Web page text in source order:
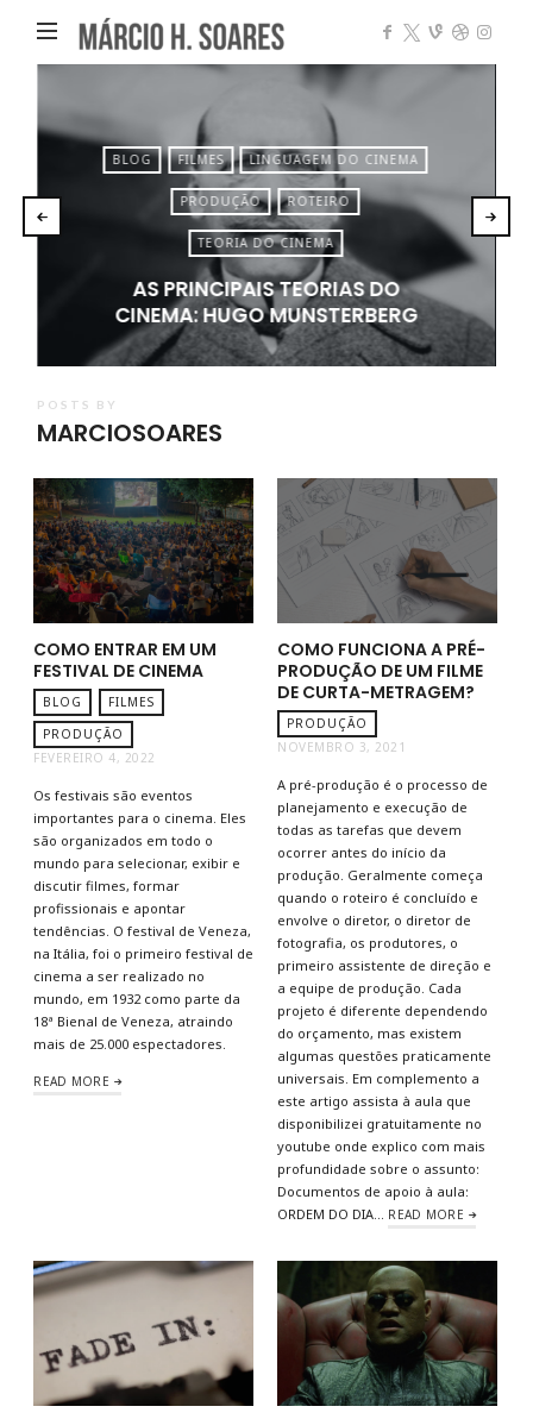
Márcio
Heleno
Soares
BLOG FILMES LINGUAGEM DO CINEMA
PRODUÇÃO ROTEIRO
TEORIA DO CINEMA
AS PRINCIPAIS TEORIAS DO
CINEMA: HUGO MUNSTERBERG
POSTS BY
MARCIOSOARES
COMO ENTRAR EM UM
FESTIVAL DE CINEMA
BLOG
FILMES
PRODUÇÃO
FEVEREIRO 4, 2022
Os festivais são eventos
importantes para o cinema. Eles
são organizados em todo o
mundo para selecionar, exibir e
discutir filmes, formar
profissionais e apontar
tendências. O festival de Veneza,
na Itália, foi o primeiro festival de
cinema a ser realizado no
mundo, em 1932 como parte da
18ª Bienal de Veneza, atraindo
mais de 25.000 espectadores.
READ MORE
COMO FUNCIONA A PRÉ-
PRODUÇÃO DE UM FILME
DE CURTA-METRAGEM?
PRODUÇÃO
NOVEMBRO 3, 2021
A pré-produção é o processo de
planejamento e execução de
todas as tarefas que devem
ocorrer antes do início da
produção. Geralmente começa
quando o roteiro é concluído e
envolve o diretor, o diretor de
fotografia, os produtores, o
primeiro assistente de direção e
a equipe de produção. Cada
projeto é diferente dependendo
do orçamento, mas existem
algumas questões praticamente
universais. Em complemento a
este artigo assista à aula que
disponibilizei gratuitamente no
youtube onde explico com mais
profundidade sobre o assunto:
Documentos de apoio à aula:
ORDEM DO DIA… READ MORE